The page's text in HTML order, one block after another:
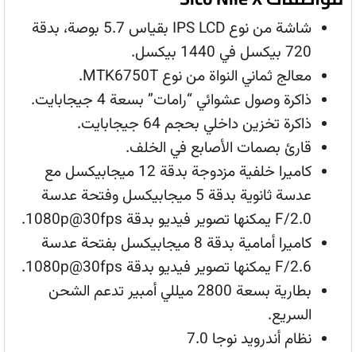
شاشة من نوع IPS LCD بقياس 5.7 بوصة، بدقة
720 بيكسل في 1440 بيكسل.
معالج ثماني النواة من نوع MTK6750T.
ذاكرة وصول عشوائي “رامات” بسعة 4 جيجابايت.
ذاكرة تخزين داخلي بحجم 64 جيجابايت.
قارئ بصمات الأصابع في الخلف.
كاميرا خلفية مزدوجة بدقة 12 ميجابيكسل مع
عدسة ثانوية بدقة 5 ميجابيكسل وفتحة عدسة
F/2.0 يمكنها تصوير فيديو بدقة 1080p@30fps.
كاميرا أمامية بدقة 8 ميجابيكسل بفتحة عدسة
F/2.6 يمكنها تصوير فيديو بدقة 1080p@30fps.
بطارية بسعة 2800 ميللي أمبير تدعم الشحن
السريع.
نظام أندرويد نوجا 7.0